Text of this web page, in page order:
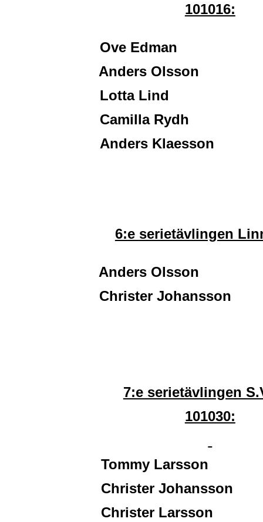
101016:
Ove Edman
Anders Olsson
Lotta Lind
Camilla Rydh
Anders Klaesson
6:e serietävlingen
Anders Olsson
Christer Johansson
7:e serietävlingen
101030:
Tommy Larsson
Christer Johansson
Christer Larsson